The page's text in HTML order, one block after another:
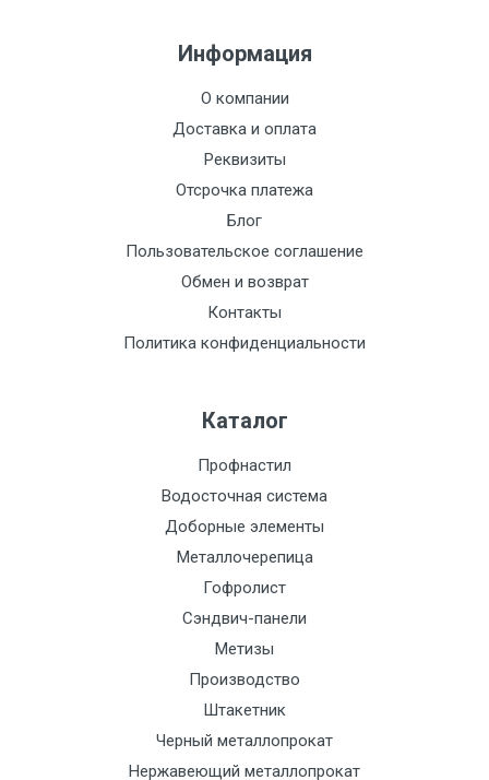
Информация
О компании
Доставка и оплата
Реквизиты
Отсрочка платежа
Блог
Пользовательское соглашение
Обмен и возврат
Контакты
Политика конфиденциальности
Каталог
Профнастил
Водосточная система
Доборные элементы
Металлочерепица
Гофролист
Сэндвич-панели
Метизы
Производство
Штакетник
Черный металлопрокат
Нержавеющий металлопрокат